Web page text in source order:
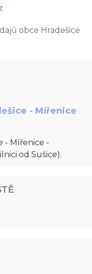
obce Hradešice
- Mířenice
- Mířenice -
od Sušice).